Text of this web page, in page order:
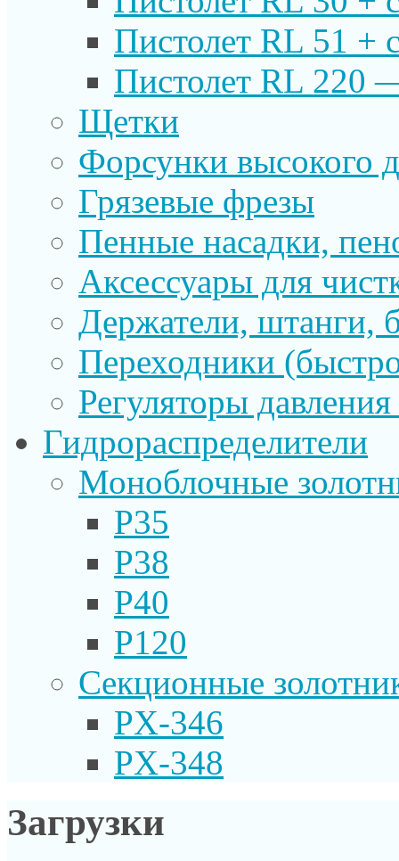
Пистолет RL 51 +
Пистолет RL 220
Щетки
Форсунки высокого
Грязевые фрезы
Пенные насадки,
Аксессуары для
Держатели, штанги,
Переходники
Регуляторы
Гидрораспределители
Моноблочные
P35
P38
P40
P120
Секционные
PX-346
PX-348
Загрузки